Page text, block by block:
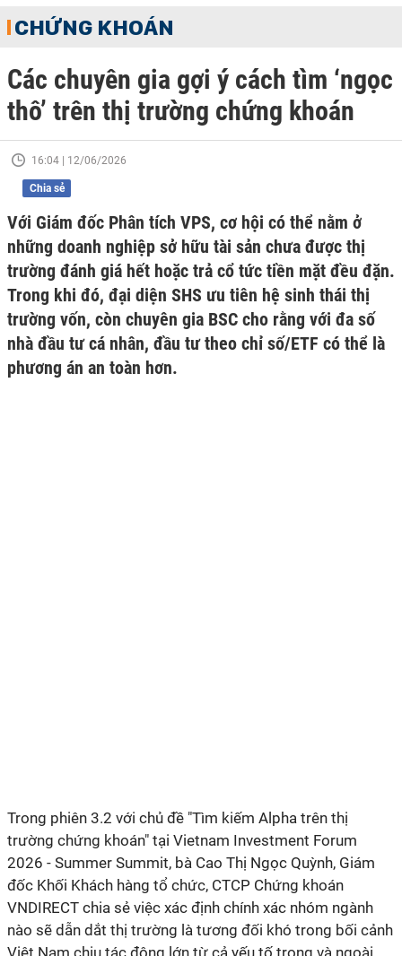
CHỨNG KHOÁN
Các chuyên gia gợi ý cách tìm ‘ngọc
thô’ trên thị trường chứng khoán
16:04 | 12/06/2026
Chia sẻ
Với Giám đốc Phân tích VPS, cơ hội có thể nằm ở
những doanh nghiệp sở hữu tài sản chưa được thị
trường đánh giá hết hoặc trả cổ tức tiền mặt đều đặn.
Trong khi đó, đại diện SHS ưu tiên hệ sinh thái thị
trường vốn, còn chuyên gia BSC cho rằng với đa số
nhà đầu tư cá nhân, đầu tư theo chỉ số/ETF có thể là
phương án an toàn hơn.
Trong phiên 3.2 với chủ đề "Tìm kiếm Alpha trên thị
trường chứng khoán" tại Vietnam Investment Forum
2026 - Summer Summit, bà Cao Thị Ngọc Quỳnh, Giám
đốc Khối Khách hàng tổ chức, CTCP Chứng khoán
VNDIRECT chia sẻ việc xác định chính xác nhóm ngành
nào sẽ dẫn dắt thị trường là tương đối khó trong bối cảnh
Việt Nam chịu tác động lớn từ cả yếu tố trong và ngoài